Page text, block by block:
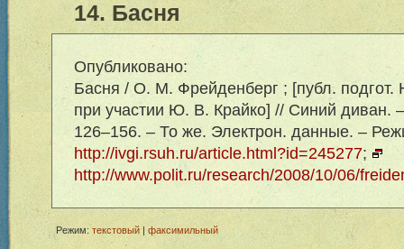
14. Басня
Опубликовано:
Басня / О. М. Фрейденберг ; [публ. подгот.
при участии Ю. В. Крайко] // Синий диван.
126–156. – То же. Электрон. данные. –
http://ivgi.rsuh.ru/article.html?id=245277;
http://www.polit.ru/research/2008/10/06/
Режим: текстовый| факсимильный